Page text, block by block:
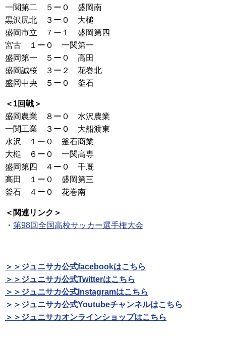
一関第二 ５ー０ 盛岡南
黒沢尻北 ３ー０ 大槌
盛岡市立 ７ー１ 盛岡第四
宮古 １ー０ 一関第一
盛岡第一 ５ー０ 高田
盛岡誠桜 ３ー２ 花巻北
盛岡中央 ５ー０ 釜石
＜1回戦＞
盛岡農業 ８ー０ 水沢農業
一関工業 ３ー０ 大船渡東
水沢 １ー０ 釜石商業
大槌 ６ー０ 一関高専
盛岡第四 ４ー０ 千厩
高田 １ー０ 盛岡第三
釜石 ４ー０ 花巻南
＜関連リンク＞
・ 第98回全国高校サッカー選手権大会
＞＞ジュニサカ公式facebookはこちら
＞＞ジュニサカ公式Twitterはこちら
＞＞ジュニサカ公式Instagramはこちら
＞＞ジュニサカ公式Youtubeチャンネルはこちら
＞＞ジュニサカオンラインショップはこちら